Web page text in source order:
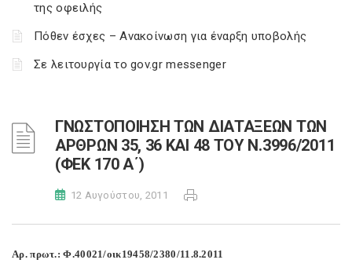
της οφειλής
Πόθεν έσχες – Ανακοίνωση για έναρξη υποβολής
Σε λειτουργία το gov.gr messenger
ΓΝΩΣΤΟΠΟΙΗΣΗ ΤΩΝ ΔΙΑΤΑΞΕΩΝ ΤΩΝ
ΑΡΘΡΩΝ 35, 36 ΚΑΙ 48 ΤΟΥ Ν.3996/2011
(ΦΕΚ 170 Α΄)
12 Αυγούστου, 2011
Αρ. πρωτ.: Φ.40021/οικ19458/2380/11.8.2011